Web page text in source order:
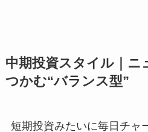
中期投資スタイル｜ニ
つかむ“バランス型”
短期投資みたいに毎日チャ